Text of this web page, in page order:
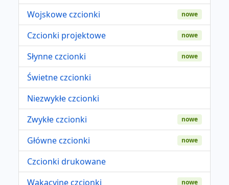
Wojskowe czcionki nowe
Czcionki projektowe nowe
Słynne czcionki nowe
Świetne czcionki
Niezwykłe czcionki
Zwykłe czcionki
nowe
Główne czcionki nowe
Czcionki drukowane
Wakacyjne czcionki
nowe